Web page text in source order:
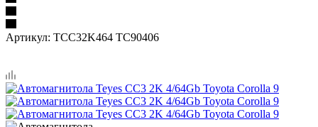
Артикул: TCC32K464 TC90406